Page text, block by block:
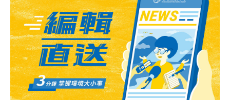
每年可減少50多萬因汙染而夭折的生命。根據世衛組織，
空氣汙染，尤其是會深入肺部的細懸浮微粒（PM），是每
年320萬起可預防死亡的元兇。德州大學（University of
Texas）的主要作者艾普特（Joshua Apte）與研究團隊特
別關注小於2.5微米的懸浮微粒，這類細懸浮微粒可能引起
心臟病、中風及肺部疾病如肺氣腫與肺癌。